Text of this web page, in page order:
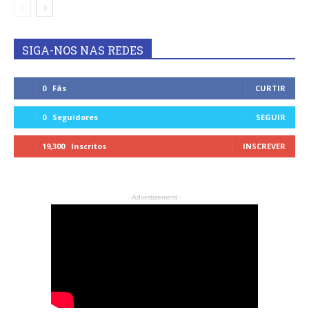
SIGA-NOS NAS REDES
0 Fãs CURTIR
0 Seguidores SEGUIR
19,300 Inscritos INSCREVER
- Advertisement -